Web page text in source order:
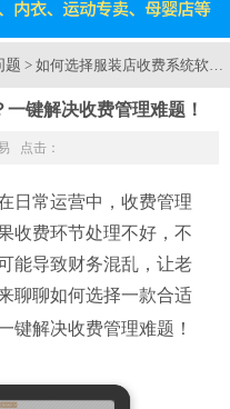
题 > 如何选择服装店收费系统软
键解决收费管理难题！
点击：
日常运营中，收费管理
收费环节处理不好，不
能导致财务混乱，让老
聊聊如何选择一款合适
键解决收费管理难题！